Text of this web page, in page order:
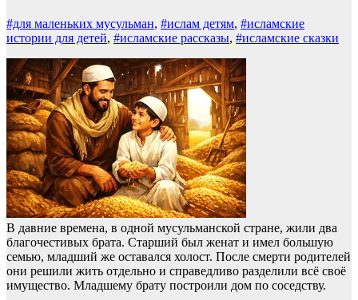
#для маленьких мусульман, #ислам детям, #исламские
истории для детей, #исламские рассказы, #исламские сказки
В давние времена, в одной мусульманской стране, жили два
благочестивых брата. Старший был женат и имел большую
семью, младший же оставался холост. После смерти родителей
они решили жить отдельно и справедливо разделили всё своё
имущество. Младшему брату построили дом по соседству.